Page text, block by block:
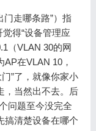
走哪条路”）指
得“设备管理应
（VLAN 30的网
在VLAN 10，
”了，就像你家小
，当然出不去。后
问题至今没完全
搞清楚设备在哪个